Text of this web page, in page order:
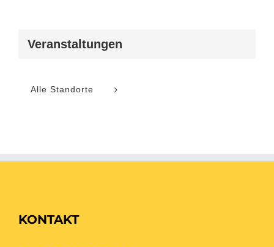
Veranstaltungen
Alle Standorte
KONTAKT